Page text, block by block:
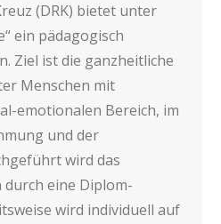
(DRK) bietet unter
ein pädagogisch
Ziel ist die ganzheitliche
Menschen mit
emotionalen Bereich, im
und der
wird das
durch eine Diplom-
wird individuell auf